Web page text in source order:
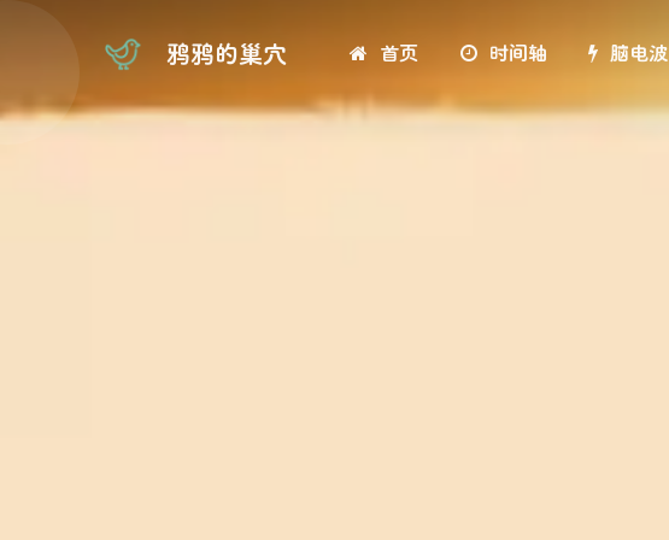
鸦鸦的巢穴 首页 时间轴 脑电波